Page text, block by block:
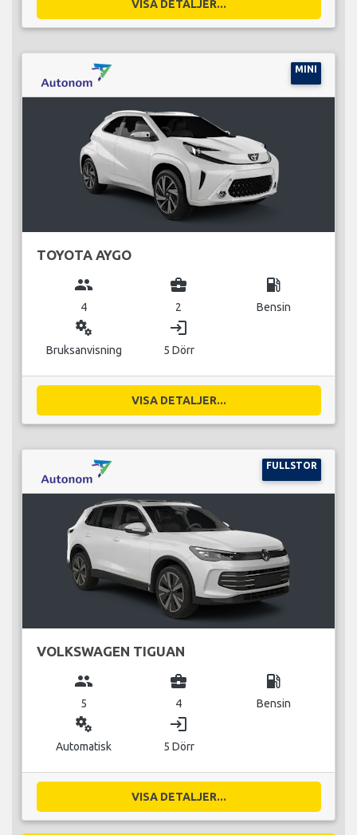
VISA DETALJER...
MINI
TOYOTA AYGO
group
4
business_center
2
local_gas_station
Bensin
miscellaneous_services
Bruksanvisning
login
5 Dörr
VISA DETALJER...
FULLSTOR
VOLKSWAGEN TIGUAN
group
5
business_center
4
local_gas_station
Bensin
miscellaneous_services
Automatisk
login
5 Dörr
VISA DETALJER...